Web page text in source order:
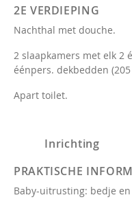
2E VERDIEPING
Nachthal met douche.
2 slaapkamers met elk 2
éénpers. dekbedden
Apart toilet.
Inrichting
PRAKTISCHE
Baby-uitrusting: bedje